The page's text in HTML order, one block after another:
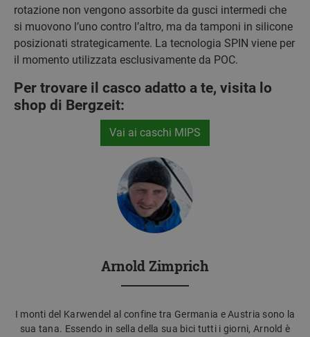
rotazione non vengono assorbite da gusci intermedi che
si muovono l’uno contro l’altro, ma da tamponi in silicone
posizionati strategicamente. La tecnologia SPIN viene per
il momento utilizzata esclusivamente da POC.
Per trovare il casco adatto a te, visita lo
shop di Bergzeit:
Vai ai caschi MIPS
Arnold Zimprich
I monti del Karwendel al confine tra Germania e Austria sono la
sua tana. Essendo in sella della sua bici tutti i giorni, Arnold è